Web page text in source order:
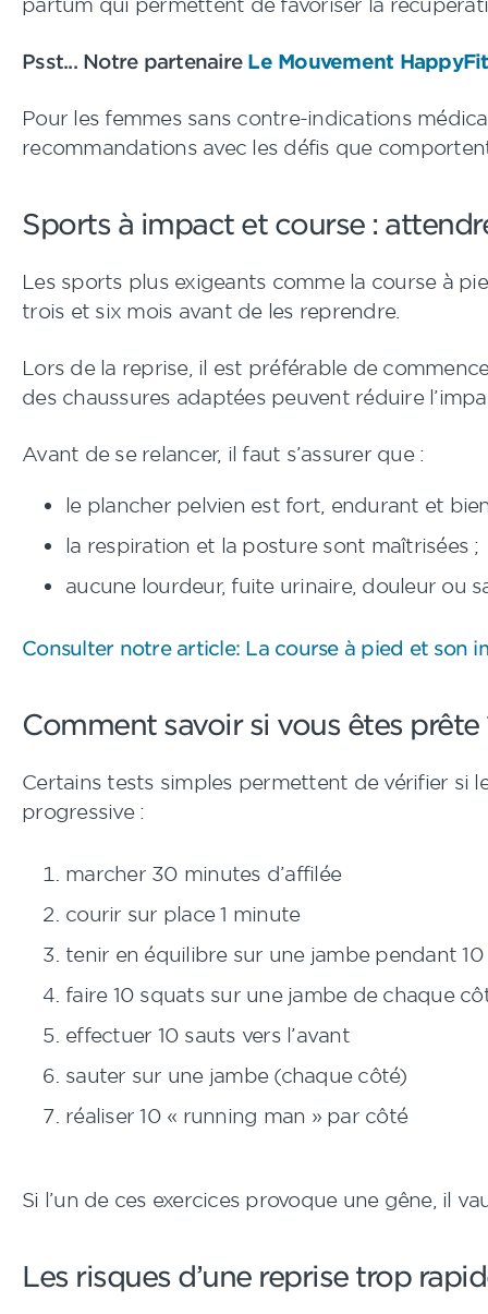
Psst... Notre partenaire Le Mouvement
Pour les femmes sans contre-indications
recommandations avec les défis que
Sports à impact et course :
Les sports plus exigeants comme la course à
trois et six mois avant de les reprendre.
Lors de la reprise, il est préférable de
des chaussures adaptées peuvent réduire
Avant de se relancer, il faut s’assurer que :
le plancher pelvien est fort, endurant et
la respiration et la posture sont maîtrisées ;
aucune lourdeur, fuite urinaire, douleur ou
Consulter notre article: La course à pied et son
Comment savoir si vous êtes prête
Certains tests simples permettent de vérifier si
progressive :
marcher 30 minutes d’affilée
courir sur place 1 minute
tenir en équilibre sur une jambe pendant
faire 10 squats sur une jambe de chaque
effectuer 10 sauts vers l’avant
sauter sur une jambe (chaque côté)
réaliser 10 « running man » par côté
Si l’un de ces exercices provoque une gêne, il
Les risques d’une reprise trop